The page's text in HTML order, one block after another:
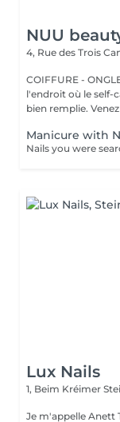
NUU
4, Rue des Trois
COIFFURE - ONGLERIE
l'endroit où le self-
bien remplie.
Manicure with
Lux Nails
1, Beim Kréimer
Je m'appelle Anett